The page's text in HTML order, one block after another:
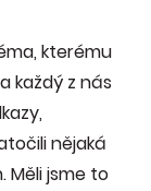
kterému
každý z nás
nějaká
Měli jsme to